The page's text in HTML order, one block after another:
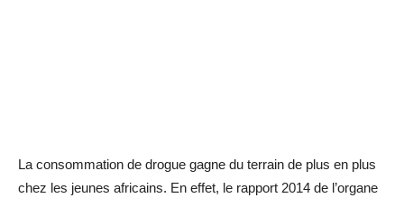
La consommation de drogue gagne du terrain de plus en plus
chez les jeunes africains. En effet, le rapport 2014 de l’organe